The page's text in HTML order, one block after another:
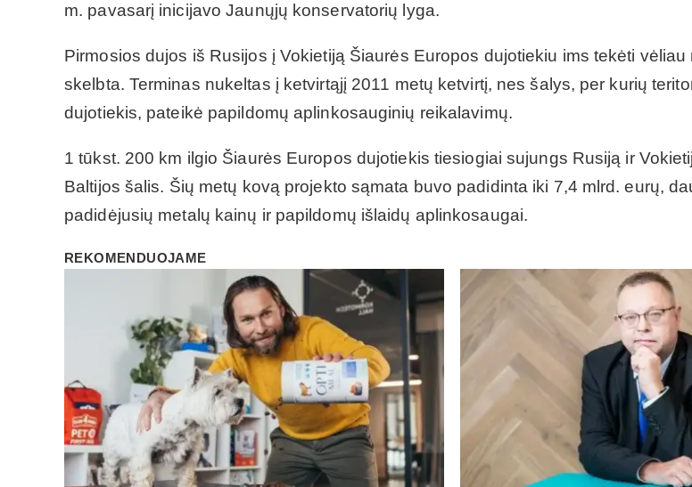
m. pavasarį inicijavo Jaunųjų konservatorių lyga.
Pirmosios dujos iš Rusijos į Vokietiją Šiaurės Europos dujotiekiu ims tekėti vėliau
skelbta. Terminas nukeltas į ketvirtąjį 2011 metų ketvirtį, nes šalys, per kurių
dujotiekis, pateikė papildomų aplinkosauginių reikalavimų.
1 tūkst. 200 km ilgio Šiaurės Europos dujotiekis tiesiogiai sujungs Rusiją ir
Baltijos šalis. Šių metų kovą projekto sąmata buvo padidinta iki 7,4 mlrd. eurų,
padidėjusių metalų kainų ir papildomų išlaidų aplinkosaugai.
REKOMENDUOJAME